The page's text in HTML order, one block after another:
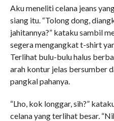
Aku meneliti celana jeans
siang itu. “Tolong dong,
jahitannya?” kataku sambil
segera mengangkat t-shirt
Terlihat bulu-bulu halus
arah kontur jelas bersumber
pangkal pahanya.
“Lho, kok longgar, sih?”
celana yang terlihat besar.